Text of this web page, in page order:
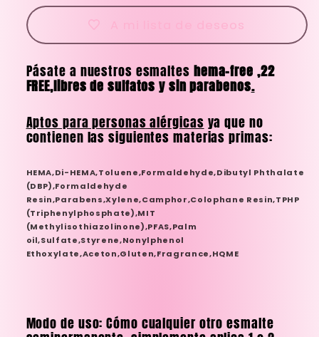
A mi lista de deseos
Pásate a nuestros esmaltes hema-free ,22
FREE,libres de sulfatos y sin parabenos.
Aptos para personas alérgicas ya que no
contienen las siguientes materias primas:
HEMA,Di-HEMA,Toluene,Formaldehyde,Dibutyl Phthalate
(DBP),Formaldehyde
Resin,Parabens,Xylene,Camphor,Colophane Resin,TPHP
(Triphenylphosphate),MIT
(Methylisothiazolinone),PFAS,Palm
oil,Sulfate,Styrene,Nonylphenol
Ethoxylate,Aceton,Gluten,Fragrance,HQME
Modo de uso: Cómo cualquier otro esmalte